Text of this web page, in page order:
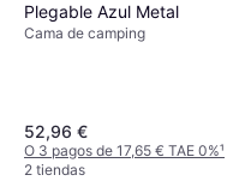
Plegable Azul Metal
Cama de camping
52,96 €
O 3 pagos de 17,65 € TAE 0%¹
2 tiendas